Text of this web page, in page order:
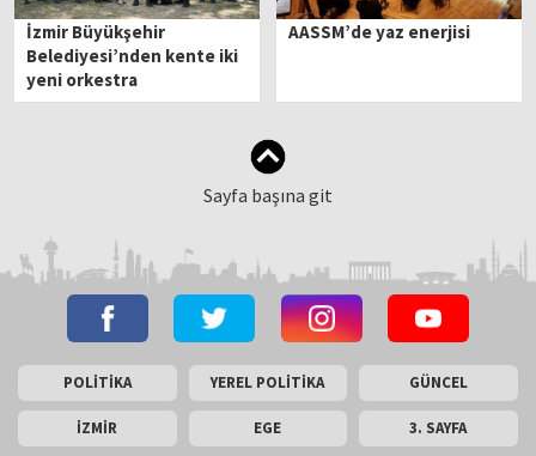
İzmir Büyükşehir
Belediyesi’nden kente iki
yeni orkestra
AASSM’de yaz enerjisi
Sayfa başına git
POLİTİKA YEREL POLİTİKA GÜNCEL
İZMİR EGE 3. SAYFA